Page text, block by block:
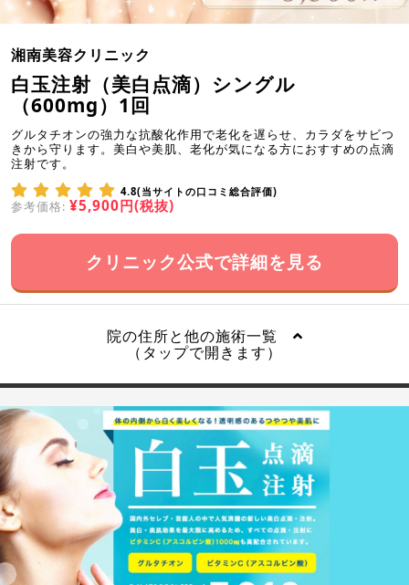
湘南美容クリニック
白玉注射（美白点滴）シングル
（600mg）1回
グルタチオンの強力な抗酸化作用で老化を遅らせ、カラダをサビつ
きから守ります。美白や美肌、老化が気になる方におすすめの点滴
注射です。
4.8(当サイトの口コミ総合評価)
参考価格: ¥5,900円(税抜)
クリニック公式で詳細を見る
院の住所と他の施術一覧
（タップで開きます）